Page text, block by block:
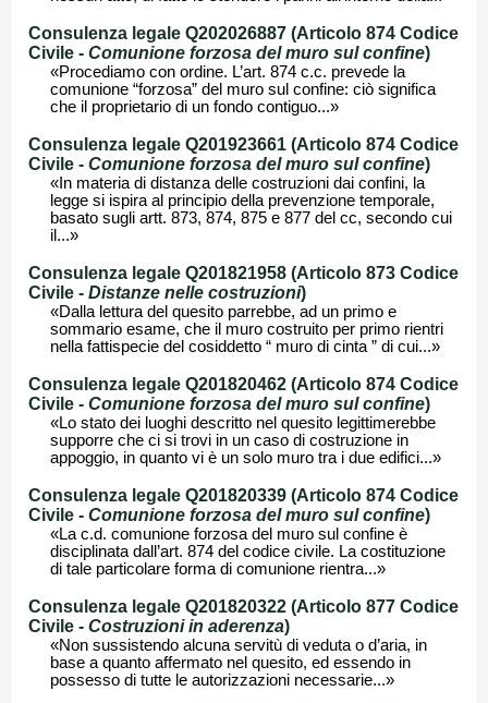
Consulenza legale Q202026887 (Articolo 874 Codice
Civile - Comunione forzosa del muro sul confine)
«Procediamo con ordine. L’art. 874 c.c. prevede la
comunione “forzosa” del muro sul confine: ciò significa
che il proprietario di un fondo contiguo...»
Consulenza legale Q201923661 (Articolo 874 Codice
Civile - Comunione forzosa del muro sul confine)
«In materia di distanza delle costruzioni dai confini, la
legge si ispira al principio della prevenzione temporale,
basato sugli artt. 873, 874, 875 e 877 del cc, secondo cui
il...»
Consulenza legale Q201821958 (Articolo 873 Codice
Civile - Distanze nelle costruzioni)
«Dalla lettura del quesito parrebbe, ad un primo e
sommario esame, che il muro costruito per primo rientri
nella fattispecie del cosiddetto “ muro di cinta ” di cui...»
Consulenza legale Q201820462 (Articolo 874 Codice
Civile - Comunione forzosa del muro sul confine)
«Lo stato dei luoghi descritto nel quesito legittimerebbe
supporre che ci si trovi in un caso di costruzione in
appoggio, in quanto vi è un solo muro tra i due edifici...»
Consulenza legale Q201820339 (Articolo 874 Codice
Civile - Comunione forzosa del muro sul confine)
«La c.d. comunione forzosa del muro sul confine è
disciplinata dall’art. 874 del codice civile. La costituzione
di tale particolare forma di comunione rientra...»
Consulenza legale Q201820322 (Articolo 877 Codice
Civile - Costruzioni in aderenza)
«Non sussistendo alcuna servitù di veduta o d’aria, in
base a quanto affermato nel quesito, ed essendo in
possesso di tutte le autorizzazioni necessarie...»